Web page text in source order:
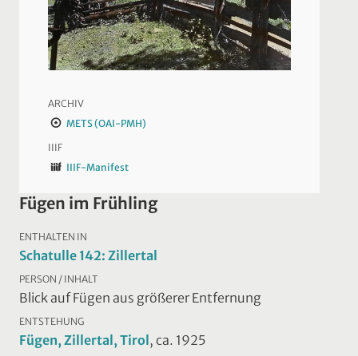
ARCHIV
METS (OAI-PMH)
IIIF
IIIF-Manifest
Fügen im Frühling
ENTHALTEN IN
Schatulle 142: Zillertal
PERSON / INHALT
Blick auf Fügen aus größerer Entfernung
ENTSTEHUNG
Fügen, Zillertal, Tirol, ca. 1925